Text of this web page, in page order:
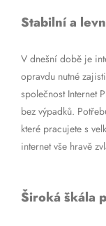
Stabilní a
V dnešní době je
opravdu nutné
společnost Internet
bez výpadků.
které pracujete s
internet vše hravě
Široká škála